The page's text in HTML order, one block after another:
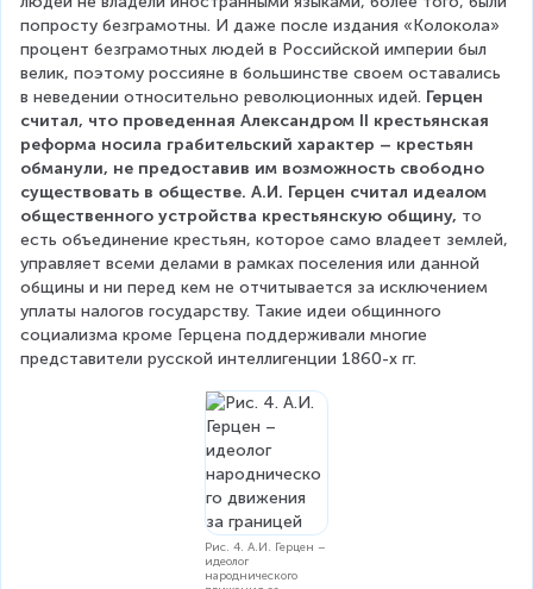
попросту безграмотны. И даже после издания «Колокола»
процент безграмотных людей в Российской империи был
велик, поэтому россияне в большинстве своем оставались
в неведении относительно революционных идей. Герцен
считал, что проведенная Александром II крестьянская
реформа носила грабительский характер – крестьян
обманули, не предоставив им возможность свободно
существовать в обществе. А.И. Герцен считал идеалом
общественного устройства крестьянскую общину, то
есть объединение крестьян, которое само владеет землей,
управляет всеми делами в рамках поселения или данной
общины и ни перед кем не отчитывается за исключением
уплаты налогов государству. Такие идеи общинного
социализма кроме Герцена поддерживали многие
представители русской интеллигенции 1860-х гг.
Рис. 4. А.И. Герцен –
идеолог
народнического